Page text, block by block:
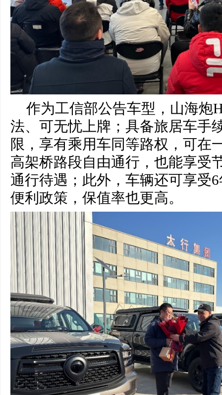
作为工信部公告车型，山海炮
法、可无忧上牌；具备旅居车手
限，享有乘用车同等路权，可在
高架桥路段自由通行，也能享受
通行待遇；此外，车辆还可享受
便利政策，保值率也更高。